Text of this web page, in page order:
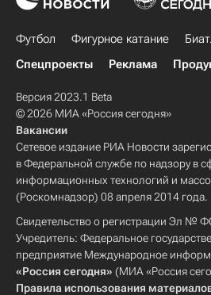
Футбол Фигурное катание
Спецпроекты
Реклама
Версия 2023.1 Beta
© 2026 МИА «Россия сегодня»
Вакансии
Сетевое издание РИА Новости
в Федеральной службе по надзору в
информационных технологий и
(Роскомнадзор) 08 апреля 2014 года.
Свидетельство о регистрации Эл №
Учредитель: Федеральное
предприятие Международное
«Россия сегодня» (МИА «Россия
Правила использования